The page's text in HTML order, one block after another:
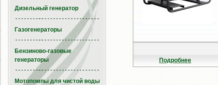
Подробнее
Дизельный генератор
Газогенераторы
Бензиново-газовые
генераторы
Мотопомпы для чистой воды